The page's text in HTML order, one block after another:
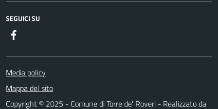
SEGUICI SU
Media policy
Mappa del sito
Copyright © 2025 - Comune di Torre de' Roveri - Realizzato da